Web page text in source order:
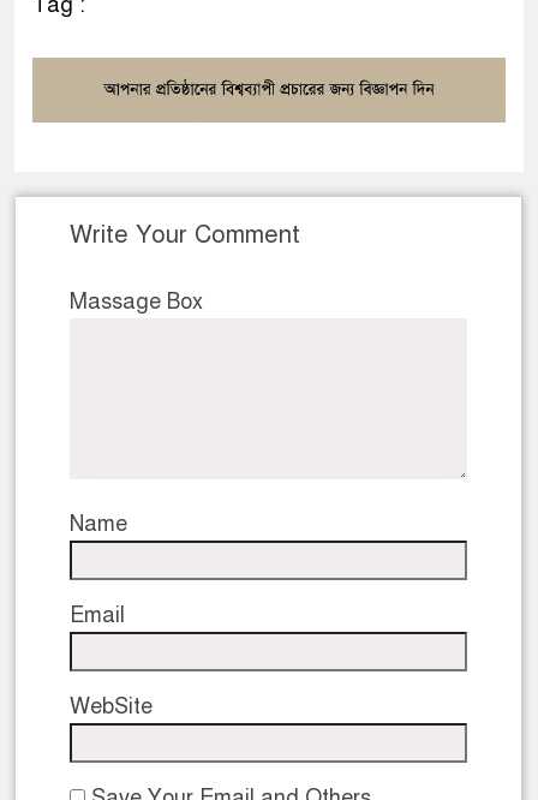
Write Your Comment
Massage Box
Name
Email
WebSite